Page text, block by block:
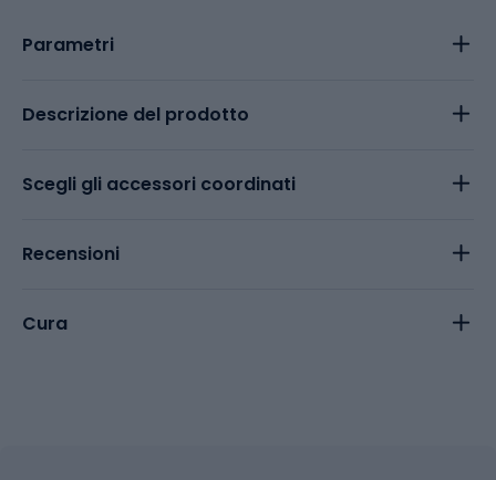
Parametri
Descrizione del prodotto
Scegli gli accessori coordinati
Recensioni
Cura